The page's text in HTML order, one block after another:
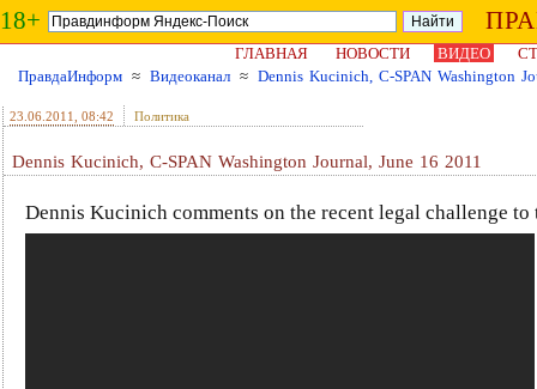
18+
ГЛАВНАЯ НОВОСТИ ВИДЕО
ПравдаИнформ ≈ Видеоканал ≈ Dennis Kucinich, C-SPAN Washington
23.06.2011 , 08:42 Политика
Dennis Kucinich, C-SPAN Washington Journal, June 16 2011
Dennis Kucinich comments on the recent legal challenge to